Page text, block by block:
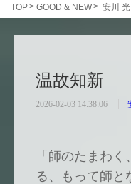
TOP> GOOD & NEW> 安川 光
温故知新
2026-02-03 14:38:06
「師のたまわ
る、もって師と